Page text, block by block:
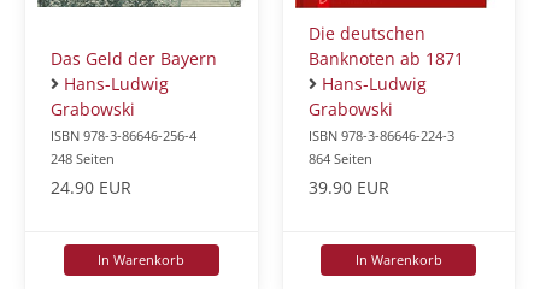
Das Geld der Bayern
Hans-Ludwig
Grabowski
ISBN 978-3-86646-256-4
248 Seiten
24.90 EUR
In Warenkorb
Die deutschen
Banknoten ab 1871
Hans-Ludwig
Grabowski
ISBN 978-3-86646-224-3
864 Seiten
39.90 EUR
In Warenkorb